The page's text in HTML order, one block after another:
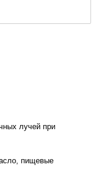
лучей при
пищевые